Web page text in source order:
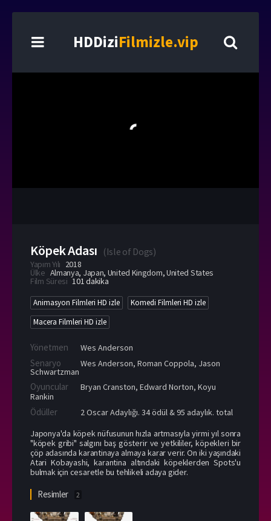
HDDiziFilmizle.vip
Köpek Adası (Isle of Dogs)
Yapım Yılı 2018
Ülke Almanya, Japan, United Kingdom,United States
Film Süresi 101 dakika
Animasyon Filmleri HD izle
Komedi Filmleri HD izle
Macera Filmleri HD izle
Yönetmen Wes Anderson
Senaryo Wes Anderson, Roman Coppola, Jason
Schwartzman
Oyuncular Bryan Cranston, Edward Norton, Koyu
Rankin
Ödüller
2 Oscar Adaylığı. 34 ödül & 95 adaylık. total
Japonya'da köpek nüfusunun hızla artmasıyla yirmi yıl sonra
"köpek gribi" salgını baş gösterir ve yetkililer, köpekleri bir
çöp adasında karantinaya almaya karar verir. On iki yaşındaki
Atari Kobayashi, karantina altındaki köpeklerden Spots'u
bulmak için cesaretle bu tehlikeli adaya gider.
Resimler 2